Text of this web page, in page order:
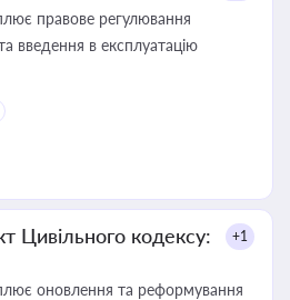
правове регулювання
введення в експлуатацію
Цивільного кодексу:
+1
оновлення та реформування